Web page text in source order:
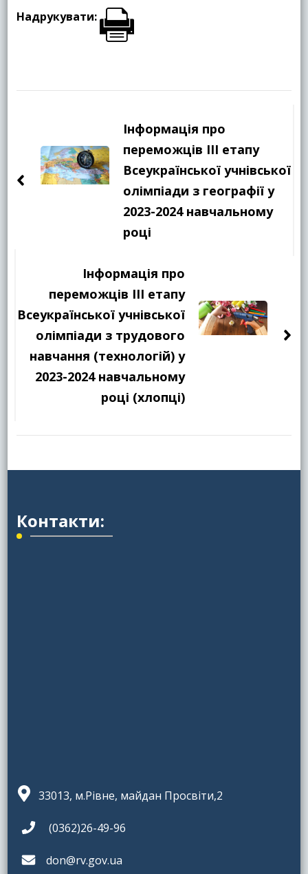
Надрукувати:
запису
Інформація про
переможців ІІІ етапу
Всеукраїнської учнівської
олімпіади з географії у
2023-2024 навчальному
році
Інформація про
переможців ІІІ етапу
Всеукраїнської учнівської
олімпіади з трудового
навчання (технологій) у
2023-2024 навчальному
році (хлопці)
Контакти:
33013, м.Рівне, майдан Просвіти,2
(0362)26-49-96
don@rv.gov.ua